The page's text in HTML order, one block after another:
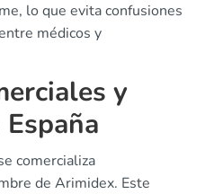
lo que evita confusiones
médicos y
y
comercializa
de Arimidex. Este